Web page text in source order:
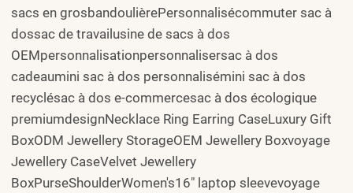
sacs en grosbandoulièrePersonnalisécommuter sac à
dossac de travailusine de sacs à dos
OEMpersonnalisationpersonnalisersac à dos
cadeaumini sac à dos personnalisémini sac à dos
recyclésac à dos e-commercesac à dos écologique
premiumdesignNecklace Ring Earring CaseLuxury Gift
BoxODM Jewellery StorageOEM Jewellery Boxvoyage
Jewellery CaseVelvet Jewellery
BoxPurseShoulderWomen's16" laptop sleevevoyage